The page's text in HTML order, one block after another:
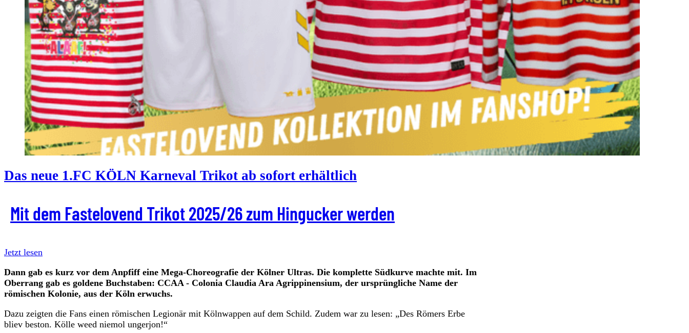
Das neue 1.FC KÖLN Karneval Trikot ab sofort erhältlich
Mit dem Fastelovend Trikot 2025/26 zum Hingucker werden
Jetzt lesen
Dann gab es kurz vor dem Anpfiff eine Mega-Choreografie der Kölner Ultras. Die komplette Südkurve machte mit. Im
Oberrang gab es goldene Buchstaben: CCAA - Colonia Claudia Ara Agrippinensium, der ursprüngliche Name der
römischen Kolonie, aus der Köln erwuchs.
Dazu zeigten die Fans einen römischen Legionär mit Kölnwappen auf dem Schild. Zudem war zu lesen: „Des Römers Erbe
bliev beston. Kölle weed niemol ungerjon!“